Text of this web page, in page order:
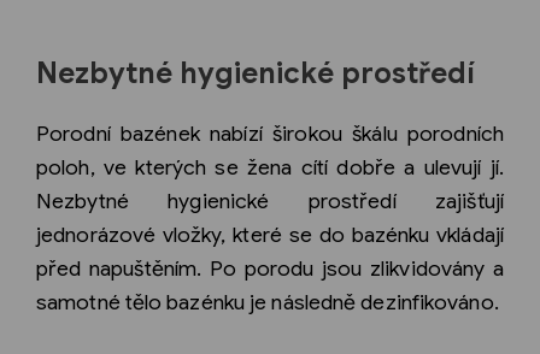
Nezbytné hygienické prostředí
Porodní bazének nabízí širokou škálu porodních
poloh, ve kterých se žena cítí dobře a ulevují jí.
Nezbytné hygienické prostředí zajišťují
jednorázové vložky, které se do bazénku vkládají
před napuštěním. Po porodu jsou zlikvidovány a
samotné tělo bazénku je následně dezinfikováno.